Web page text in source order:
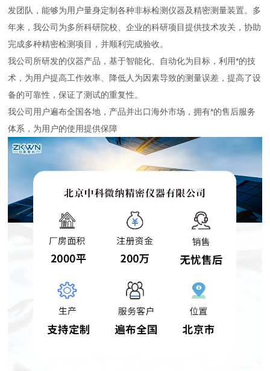
发团队，能够为用户量身定制各种非标检测仪器及精密测量装置。多
年来，我公司为多所科研院校、企业的科研项目提供技术攻关，协助
完成多种精密检测项目，并顺利完成验收。
我公司所研发的仪器产品，基于智能化、自动化为目标，利用*的技
术，为用户提高工作效率、降低人为因素导致的测量误差，提高了设
备的可靠性，保证了测试的重复性。
我公司用户遍布全国各地，产品并出口海外市场，拥有*的售后服务
体系，为用户的使用提供保障